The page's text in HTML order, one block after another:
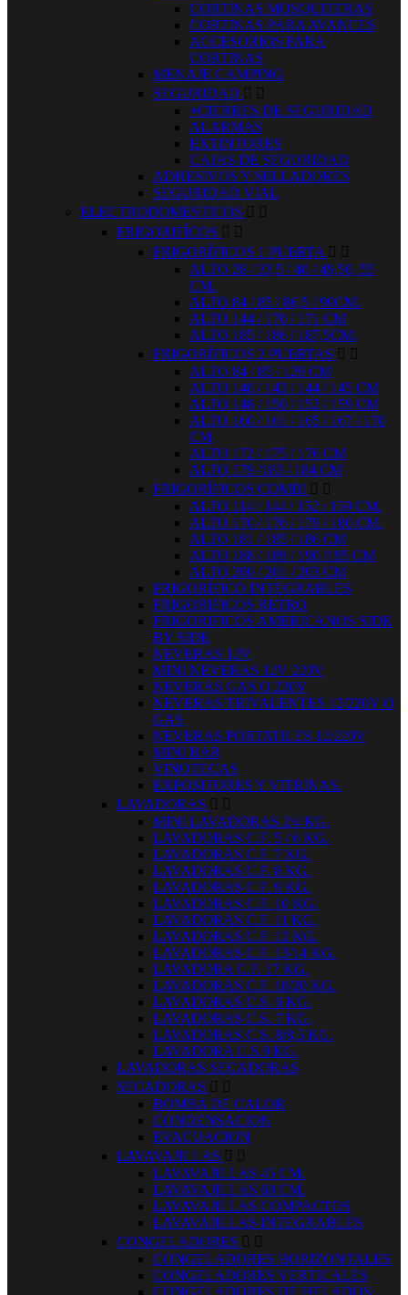
CORTINAS MOSQUITERAS
CORTINAS PARA AVANCES
ACCESORIOS PARA
CORTINAS
MENAJE CAMPING
SEGURIDAD  
+CIERRES DE SEGURIDAD
ALARMAS
EXTINTORES
CAJAS DE SEGURIDAD
ADHESIVOS Y SELLADORES
SEGURIDAD VIAL
ELECTRODOMESTICOS  
FRIGORIFÍCOS  
FRIGORÍFICOS 1 PUERTA  
ALTO 28 / 33,5 / 40 / 49,50, 55
CM.
ALTO 84 / 85 / 86,5 / 90CM.
ALTO 144 / 170 / 171 CM
ALTO 185 / 186 / 187,5CM.
FRIGORÍFICOS 2 PUERTAS  
ALTO 84 / 85 / 129 CM
ALTO 140 / 143 / 144 / 145 CM
ALTO 148 / 150 / 152 / 159 CM
ALTO 160 / 161 / 165 / 167 / 170
CM
ALTO 172 / 175 / 176 CM
ALTO 179 /183 / 184 CM
FRIGORÍFICOS COMBI  
ALTO 114 / 144 / 152 / 159 CM.
ALTO 170 / 176 / 179 / 180 CM.
ALTO 181 / 185 / 186 CM
ALTO 188 / 189 / 190 /195 CM
ALTO 200 / 201 / 203 CM
FRIGORÍFICO INTEGRABLES
FRIGORIFICOS RETRO
FRIGORIFICOS AMERICANOS SIDE
BY SIDE
NEVERAS 12V
MINI NEVERAS 12V 220V
NEVERAS GAS O 220V
NEVERAS TRIVALENTES 12/220V O
GAS
NEVERAS PORTATILES 12/220V
MINI BAR
VINOTECAS
EXPOSITORES Y VITRINAS.
LAVADORAS  
MINI LAVADORAS 2/4 KG.
LAVADORAS C.F. 5 / 6 KG.
LAVADORAS C.F. 7 KG.
LAVADORAS C.F. 8 KG.
LAVADORAS C.F. 9 KG.
LAVADORAS C.F. 10 KG.
LAVADORAS C.F. 11 KG.
LAVADORAS C.F. 12 KG.
LAVADORAS C.F. 13/14 KG.
LAVADORA C.F. 17 KG.
LAVADORAS C.F. 18/20 KG.
LAVADORAS C.S. 6 KG.
LAVADORAS C.S. 7 KG.
LAVADORAS C.S. 8/8,5 KG.
LAVADORA C.S.9 KG.
LAVADORAS SECADORAS
SECADORAS  
BOMBA DE CALOR
CONDENSACION
EVACUACION
LAVAVAJILLAS  
LAVAVAJILLAS 45 CM.
LAVAVAJILLAS 60 CM.
LAVAVAJILLAS COMPACTOS
LAVAVAJILLAS INTEGRABLES
CONGELADORES  
CONGELADORES HORIZONTALES
CONGELADORES VERTICALES
CONGELADORES DE HELADOS